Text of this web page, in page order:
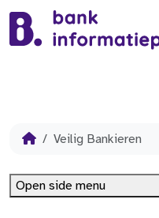
Veilig Bankieren
Open side menu